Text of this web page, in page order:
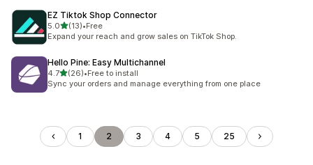
EZ Tiktok Shop Connector
5.0เต็ม 5 ดาว
(13)
ทั้งหมด 13 รีวิว
•Free
Expand your reach and grow sales on TikTok Shop.
Hello Pine: Easy Multichannel
4.7เต็ม 5 ดาว
(26)
ทั้งหมด 26 รีวิว
•Free to install
Sync your orders and manage everything from one place
1 2 3 4 5 25